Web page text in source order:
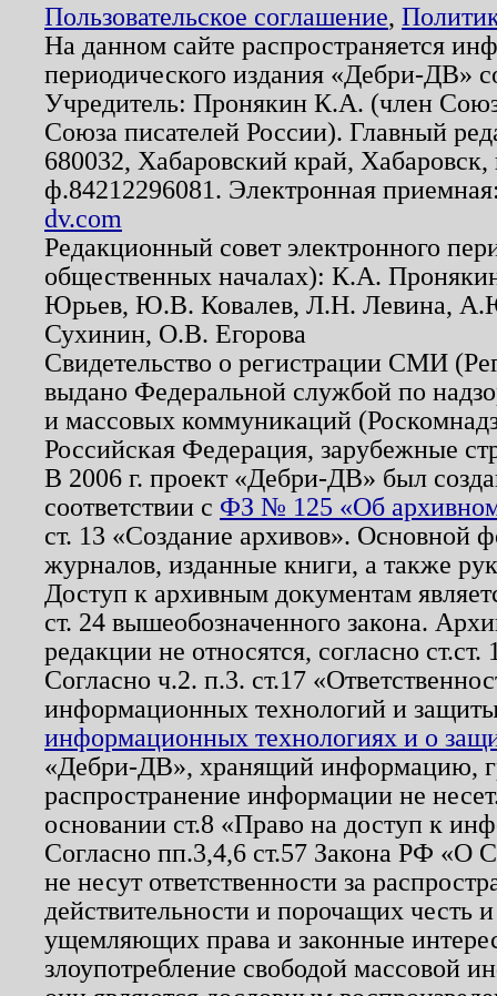
Пользовательское соглашение,
На данном сайте распространяется
периодического издания «Дебри-ДВ»
Учредитель: Пронякин К.А. (член
Союза писателей России). Главный
680032, Хабаровский край,
ф.84212296081. Электронная
dv.com
Редакционный совет электронного
общественных началах): К.А.
Юрьев, Ю.В. Ковалев, Л.Н. Левина,
Сухинин, О.В. Егорова
Свидетельство о регистрации СМИ
выдано Федеральной службой по
и массовых коммуникаций
Российская Федерация, зарубежные
В 2006 г. проект «Дебри-ДВ» был
соответствии с ФЗ № 125 «Об
ст. 13 «Создание архивов». Основной
журналов, изданные книги, а также
Доступ к архивным документам
ст. 24 вышеобозначенного закона.
редакции не относятся, согласно
Согласно ч.2. п.3. ст.17
информационных технологий и
информационных технологиях и о
«Дебри-ДВ», хранящий информацию,
распространение информации не
основании ст.8 «Право на доступ к
Согласно пп.3,4,6 ст.57 Закона РФ «О
не несут ответственности за
действительности и порочащих честь
ущемляющих права и законные
злоупотребление свободой массовой